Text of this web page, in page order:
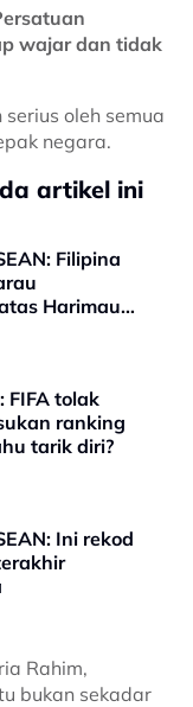
wajar dan tidak
oleh semua
negara.
artikel ini
Filipina
Harimau
FIFA tolak
ranking
tarik diri?
Ini rekod
Rahim,
bukan sekadar